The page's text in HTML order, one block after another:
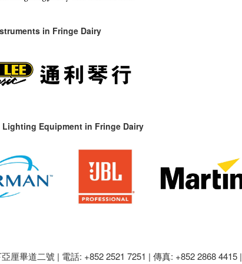
in Fringe Dairy
Equipment in Fringe Dairy
厘畢道二號 | 電話: +852 2521 7251 | 傳真: +852 2868 4415 |